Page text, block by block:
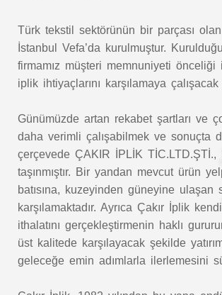
Türk tekstil sektörünün bir parçası
İstanbul Vefa’da kurulmuştur.
firmamız müşteri memnuniyeti önceliği
iplik ihtiyaçlarını karşılamaya
Günümüzde artan rekabet şartları ve
daha verimli çalışabilmek ve sonuçta
çerçevede ÇAKIR İPLİK
taşınmıştır. Bir yandan mevcut ürün
batısına, kuzeyinden güneyine
karşılamaktadır. Ayrıca Çakır İplik
ithalatını gerçekleştirmenin haklı
üst kalitede karşılayacak şekilde
geleceğe emin adımlarla ilerlemesini